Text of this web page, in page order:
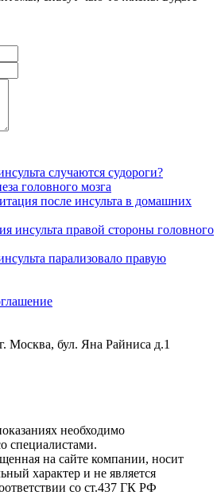
случаются судороги?
головного мозга
после инсульта в домашних
инсульта правой стороны головного
парализовало правую
Москва, бул. Яна Райниса д.1
необходимо
специалистами.
на сайте компании, носит
характер и не является
со ст.437 ГК РФ